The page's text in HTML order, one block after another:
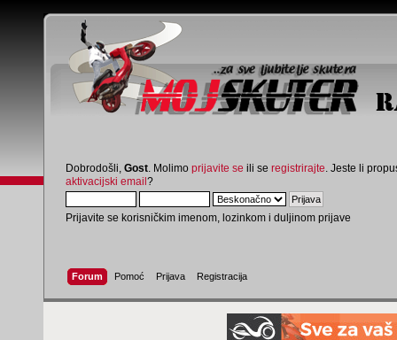
Dobrodošli, Gost . Molimo prijavite se ili se registrirajte . Jeste li
aktivacijski email?
Prijavite se korisničkim imenom, lozinkom i duljinom prijave
Forum Pomoć Prijava Registracija